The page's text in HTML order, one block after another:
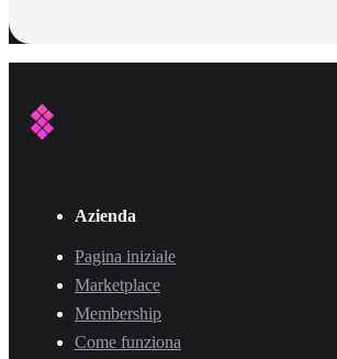
Azienda
Pagina iniziale
Marketplace
Membership
Come funziona